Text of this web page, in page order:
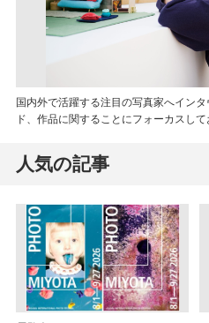
国内外で活躍する注目の写真家へイン
ド、作品に関することにフォーカスして
人気の記事